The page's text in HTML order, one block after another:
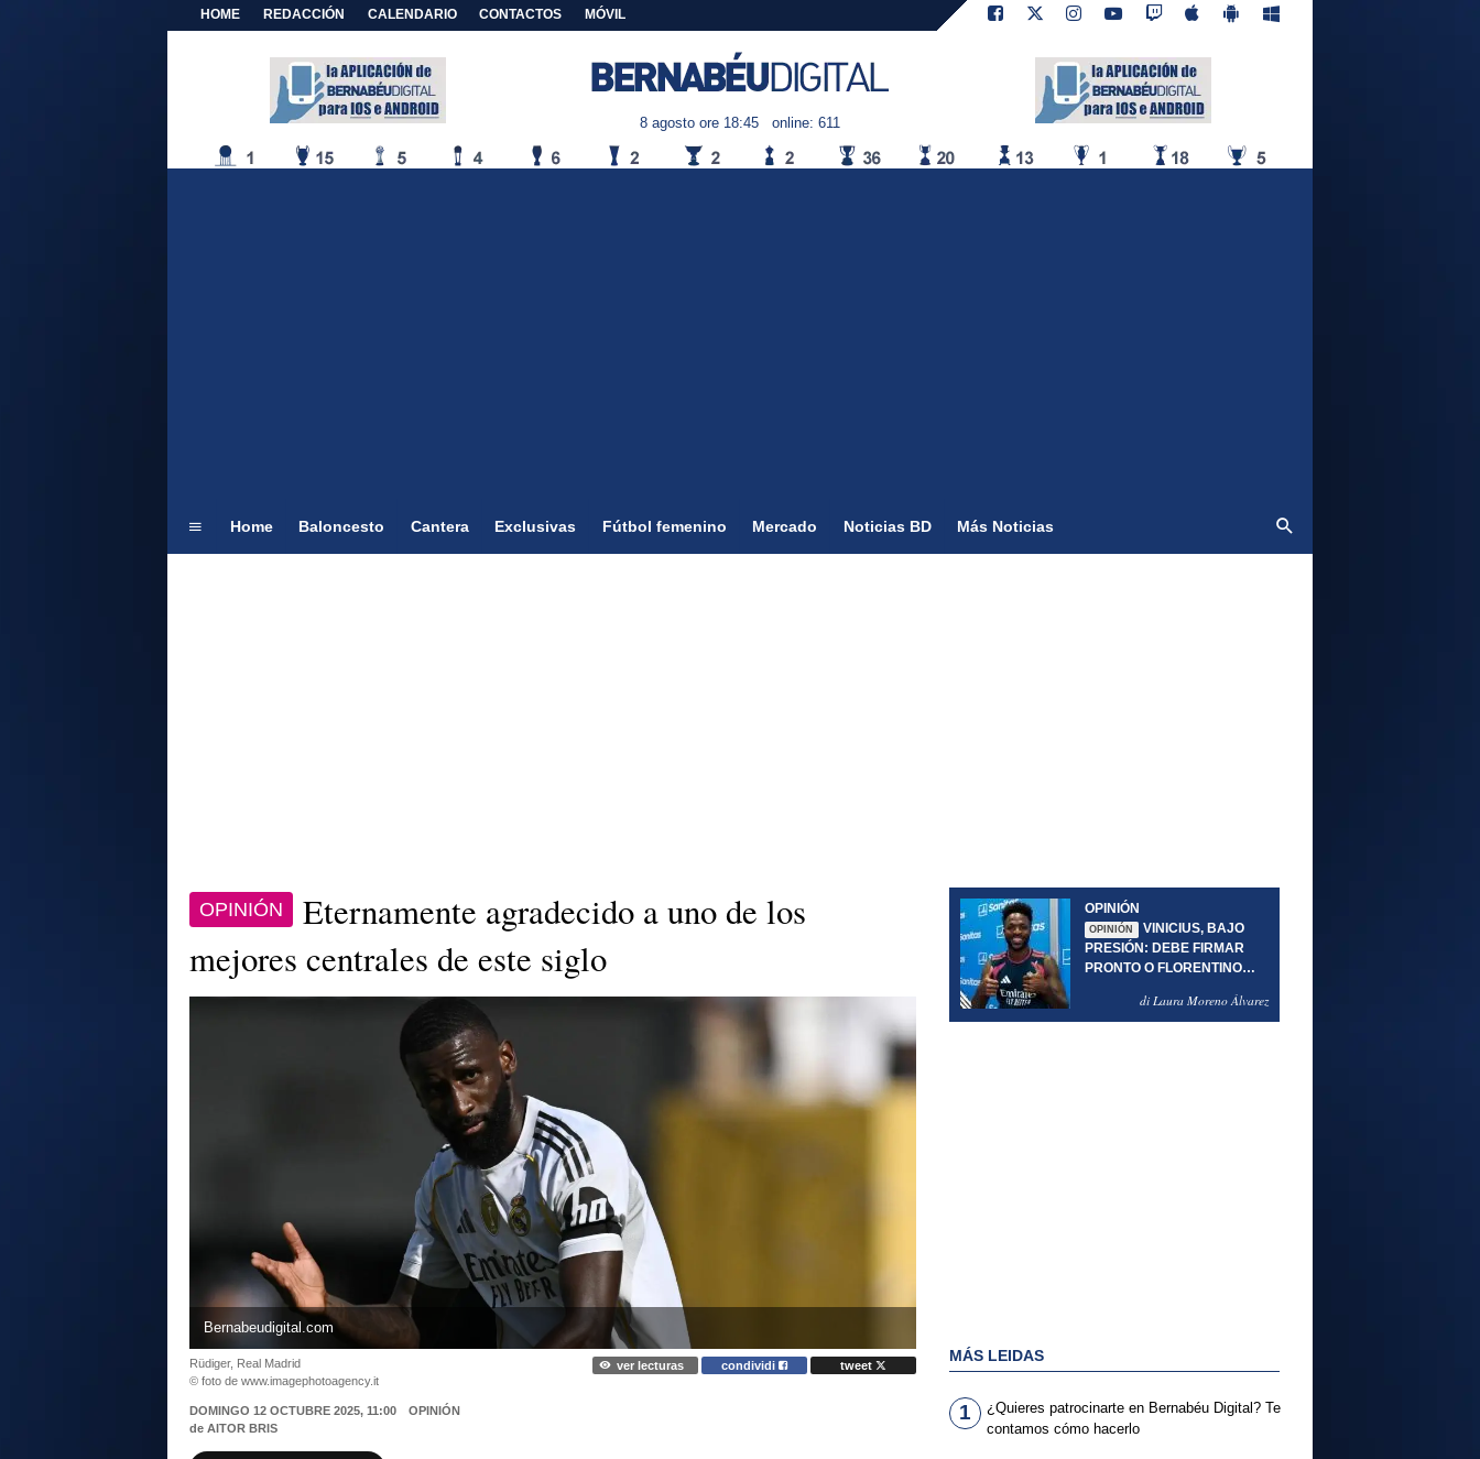
HOME REDACCIÓN CALENDARIO CONTACTOS MÓVIL
8 agosto ore 18:45 online: 611
Home Baloncesto Cantera Exclusivas Fútbol femenino Mercado Noticias BD Más Noticias
OPINIÓN
Eternamente agradecido a uno de los
mejores centrales de este siglo
Bernabeudigital.com
Rüdiger, Real Madrid
© foto de www.imagephotoagency.it
ver lecturas condividi tweet
DOMINGO 12 OCTUBRE 2025, 11:00
OPINIÓN
de AITOR BRIS
OPINIÓN
OPINIÓN
VINICIUS, BAJO
PRESIÓN: DEBE FIRMAR
PRONTO O FLORENTINO
di Laura Moreno Álvarez
MÁS LEIDAS
1
¿Quieres patrocinarte en Bernabéu Digital? Te
contamos cómo hacerlo